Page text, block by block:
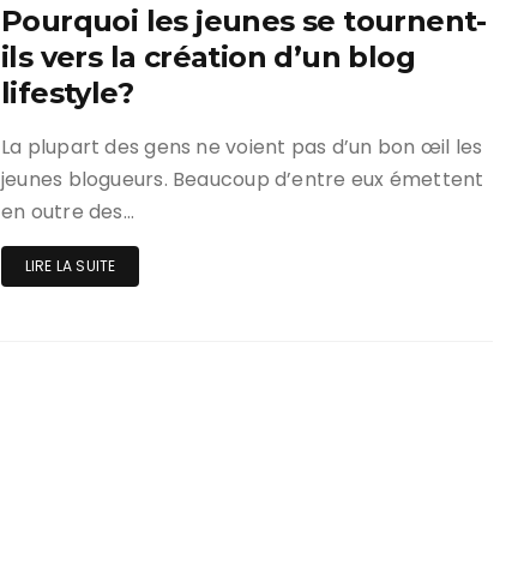
Pourquoi les jeunes se tournent-
ils vers la création d’un blog
lifestyle?
La plupart des gens ne voient pas d’un bon œil les
jeunes blogueurs. Beaucoup d’entre eux émettent
en outre des…
LIRE LA SUITE